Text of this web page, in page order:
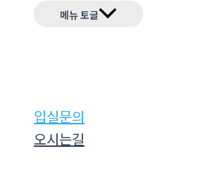
메뉴 토글
입실문의
오시는길